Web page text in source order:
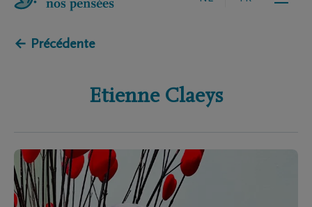
← Précédente
Etienne Claeys